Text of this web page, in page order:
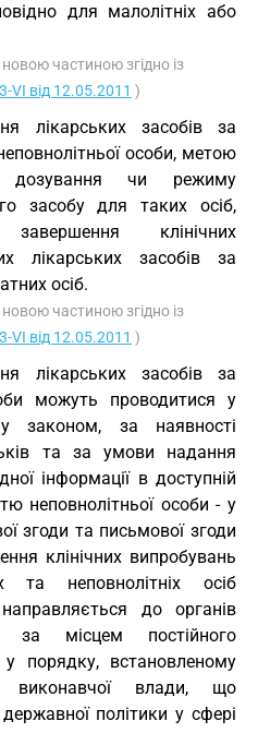
для малолітніх або
частиною згідно із
VI від 12.05.2011 )
лікарських засобів за
особи, метою
дозування чи режиму
засобу для таких осіб,
клінічних
лікарських засобів за
осіб.
частиною згідно із
VI від 12.05.2011 )
лікарських засобів за
можуть проводитися у
законом, за наявності
та за умови надання
інформації в доступній
неповнолітньої особи - у
згоди та письмової згоди
клінічних випробувань
та неповнолітніх осіб
до органів
за місцем постійного
порядку, встановленому
виконавчої влади, що
політики у сфері